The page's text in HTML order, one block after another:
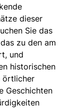
dieser
Sie das
zu den am
und
historischen
örtlicher
Geschichten